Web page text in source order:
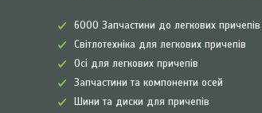
6000 Запчастини до легкових причепів
Світлотехніка для легкових причепів
Осі для легкових причепів
Запчастини та компоненти осей
Шини та диски для причепів